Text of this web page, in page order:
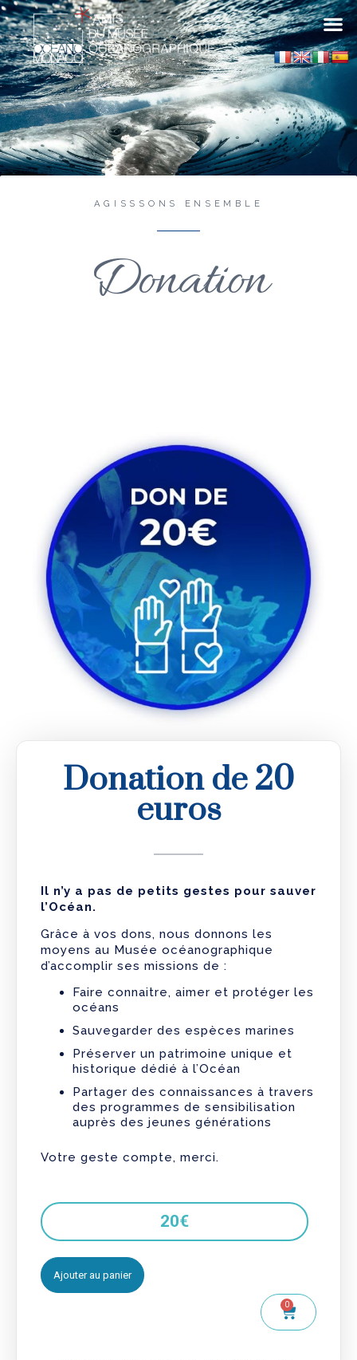
AGISSSONS ENSEMBLE
Donation
Donation de 20
euros
Il n’y a pas de petits gestes pour sauver
l’Océan.
Grâce à vos dons, nous donnons les
moyens au Musée océanographique
d’accomplir ses missions de :
Faire connaitre, aimer et protéger les
océans
Sauvegarder des espèces marines
Préserver un patrimoine unique et
historique dédié à l’Océan
Partager des connaissances à travers
des programmes de sensibilisation
auprès des jeunes générations
Votre geste compte, merci.
20€
Ajouter au panier
0